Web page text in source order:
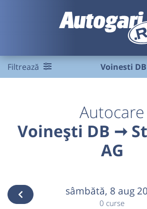
Filtrează Voinesti
Autocare
Voinești DB ➞
AG
sâmbătă, 8 aug
0 curse